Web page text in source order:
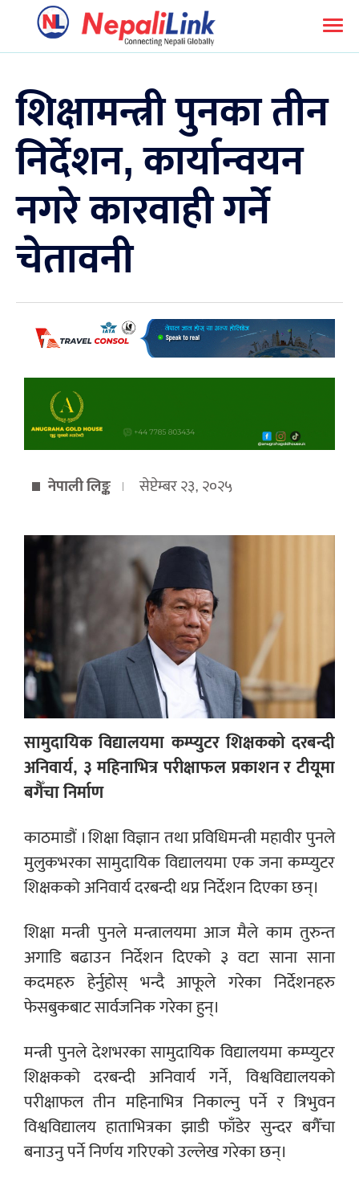
शिक्षामन्त्री पुनका तीन
निर्देशन, कार्यान्वयन
नगरे कारवाही गर्ने
चेतावनी
नेपाली लिङ्क सेप्टेम्बर २३, २०२५
सामुदायिक विद्यालयमा कम्प्युटर शिक्षकको दरबन्दी
अनिवार्य, ३ महिनाभित्र परीक्षाफल प्रकाशन र टीयूमा
बगैँचा निर्माण
काठमाडौं । शिक्षा विज्ञान तथा प्रविधिमन्त्री महावीर पुनले
मुलुकभरका सामुदायिक विद्यालयमा एक जना कम्प्युटर
शिक्षकको अनिवार्य दरबन्दी थप्न निर्देशन दिएका छन्।
शिक्षा मन्त्री पुनले मन्त्रालयमा आज मैले काम तुरुन्त
अगाडि बढाउन निर्देशन दिएको ३ वटा साना साना
कदमहरु हेर्नुहोस् भन्दै आफूले गरेका निर्देशनहरु
फेसबुकबाट सार्वजनिक गरेका हुन्।
मन्त्री पुनले देशभरका सामुदायिक विद्यालयमा कम्प्युटर
शिक्षकको दरबन्दी अनिवार्य गर्ने, विश्वविद्यालयको
परीक्षाफल तीन महिनाभित्र निकाल्नु पर्ने र त्रिभुवन
विश्वविद्यालय हाताभित्रका झाडी फाँडेर सुन्दर बगैँचा
बनाउनु पर्ने निर्णय गरिएको उल्लेख गरेका छन्।